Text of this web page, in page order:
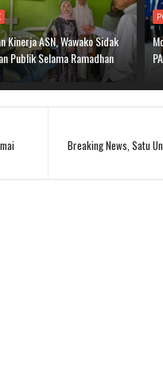
Kinerja ASN, Wawako Sidak
Publik Selama Ramadhan
Breaking News, Satu